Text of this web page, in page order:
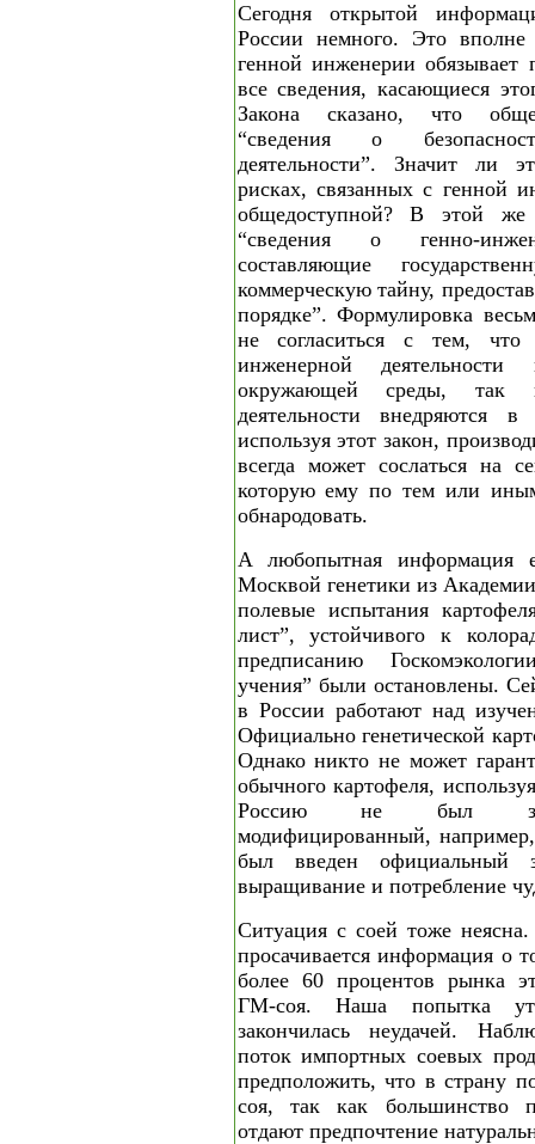
Сегодня открытой
России немного. Это
генной инженерии обязывает
все сведения, касающиеся
Закона сказано, что
“сведения о
деятельности”. Значит ли
рисках, связанных с генной
общедоступной? В этой же
“сведения о генно-
составляющие
коммерческую тайну,
порядке”. Формулировка
не согласиться с тем,
инженерной
окружающей среды, так
деятельности внедряются
используя этот закон,
всегда может сослаться на
которую ему по тем или
обнародовать.
А любопытная информация
Москвой генетики из
полевые испытания
лист”, устойчивого к
предписанию
учения” были остановлены.
в России работают над
Официально генетической
Однако никто не может
обычного картофеля,
Россию не был
модифицированный,
был введен официальный
выращивание и потребление
Ситуация с соей тоже
просачивается информация о
более 60 процентов рынка
ГМ-соя. Наша попытка
закончилась неудачей.
поток импортных соевых
предположить, что в страну
соя, так как большинство
отдают предпочтение